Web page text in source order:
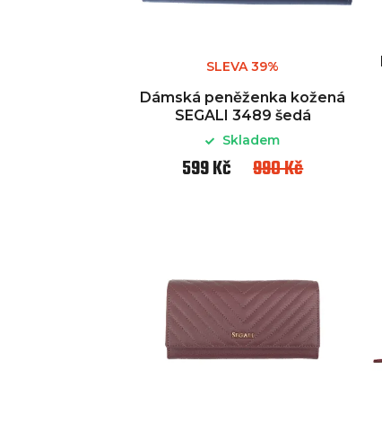
SLEVA 39%
Dámská peněženka kožená
SEGALI 3489 šedá
Skladem
599 Kč 990 Kč